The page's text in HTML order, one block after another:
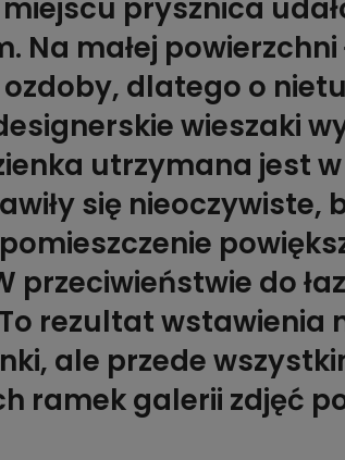
miejscu prysznica
Na małej powierzchni
dlatego o
wieszaki
utrzymana jest
się nieoczywiste,
przeciwieństwie do
rezultat wstawienia
ale przede
ramek galerii zdjęć